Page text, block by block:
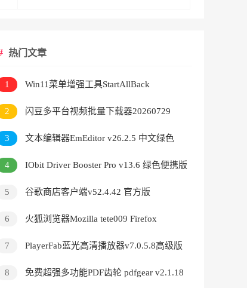
热门文章
1
Win11菜单增强工具StartAllBack
v3.9.24.5378直装版
2
闪豆多平台视频批量下载器20260729
3
文本编辑器EmEditor v26.2.5 中文绿色
版
4
IObit Driver Booster Pro v13.6 绿色便携版
5 谷歌商店客户端v52.4.42 官方版
6
火狐浏览器Mozilla tete009 Firefox
7
PlayerFab蓝光高清播放器v7.0.5.8高级版
8 免费超强多功能PDF齿轮 pdfgear v2.1.18